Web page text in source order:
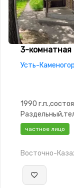
3-комнатная
Усть-
1990
частное лицо
Восточно-